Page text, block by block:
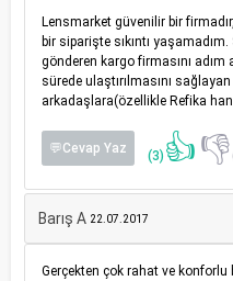
Lensmarket güvenilir bir
bir siparişte sıkıntı
gönderen kargo firmasını adım
sürede ulaştırılmasını
arkadaşlara(özellikle Refika
💬Cevap Yaz (3) 👍👎
Barış A 22.07.2017
Gerçekten çok rahat ve